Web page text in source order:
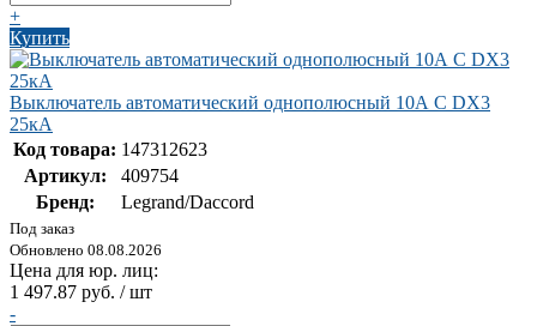
+
Купить
Выключатель автоматический однополюсный 10А C DX3
25кА
Код товара: 147312623
Артикул:
409754
Бренд:
Legrand/Daccord
Под заказ
Обновлено 08.08.2026
Цена для юр. лиц:
1 497.87 руб. / шт
-